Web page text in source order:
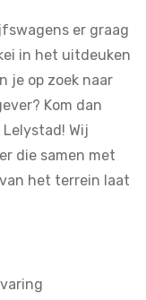
er graag
in het uitdeuken
je op zoek naar
Kom dan
Wij
die samen met
het terrein laat